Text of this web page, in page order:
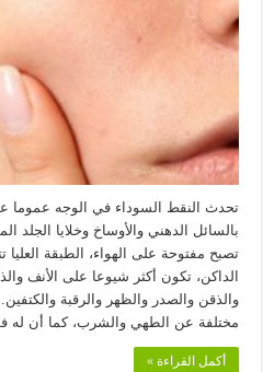
تحدث النقط السوداء في الوجه عموما
بالسائل الدهني والأوساخ وخلايا الجلد
تصبح مفتوحة على الهواء، الطبقة العليا
الداكن، تكون أكثر شيوعا على الأنف
والذقن والصدر والظهر والرقبة
مختلفة عن الطهي والشرب، كما أن له
أكمل القراءة »